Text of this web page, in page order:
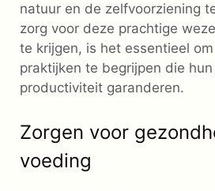
natuur en de zelfvoorziening
zorg voor deze prachtige
te krijgen, is het essentieel
praktijken te begrijpen die
productiviteit garanderen.
Zorgen voor
voeding